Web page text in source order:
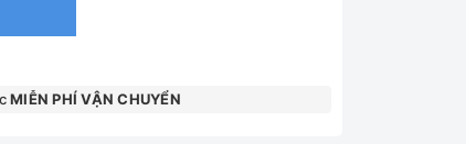
MIỄN PHÍ VẬN CHUYỂN